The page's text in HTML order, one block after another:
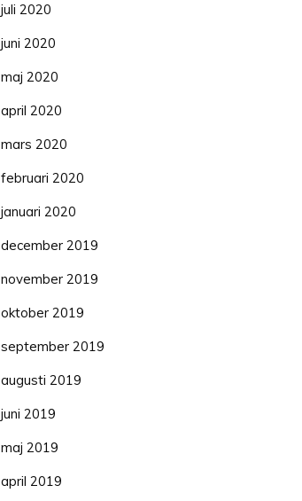
juli 2020
juni 2020
maj 2020
april 2020
mars 2020
februari 2020
januari 2020
december 2019
november 2019
oktober 2019
september 2019
augusti 2019
juni 2019
maj 2019
april 2019